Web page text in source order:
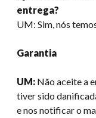
entrega?
UM: Sim, nós
Garantia
UM: Não aceite a
tiver sido
e nos notificar o